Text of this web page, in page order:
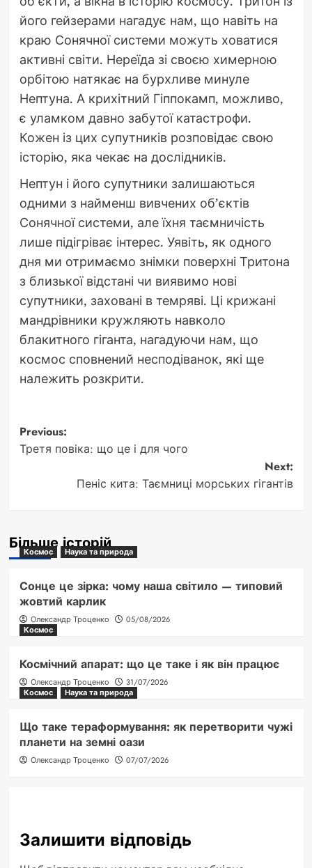
його гейзерами нагадує нам, що навіть на
краю Сонячної системи можуть ховатися
активні світи. Нереїда зі своєю химерною
орбітою натякає на бурхливе минуле
Нептуна. А крихітний Гіппокамп, можливо,
є уламком давно забутої катастрофи.
Кожен із цих супутників розповідає свою
історію, яка чекає на дослідників.
Нептун і його супутники залишаються
одними з найменш вивчених об’єктів
Сонячної системи, але їхня таємничість
лише підігріває інтерес. Уявіть, як одного
дня ми отримаємо знімки поверхні Тритона
з близької відстані чи виявимо нові
супутники, заховані в темряві. Ці крижані
мандрівники кружляють навколо
блакитного гіганта, нагадуючи нам, що
космос сповнений несподіванок, які ще
належить розкрити.
Post
navigation
Previous:
Третя повіка: що це і для чого
Next:
Пеніс кита: Таємниці морських гігантів
Більше історій
Космос Наука та природа
Сонце це зірка: чому наша світило — типовий
жовтий карлик
Олександр Троценко
05/08/2026
Космос
Космічний апарат: що це таке і як він працює
Олександр Троценко
31/07/2026
Космос
Наука та природа
Що таке тераформування: як перетворити чужі
планети на земні оази
Олександр Троценко 07/07/2026
Залишити відповідь